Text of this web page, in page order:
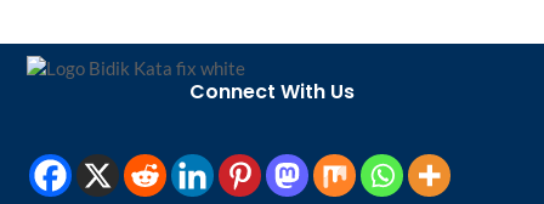
Back
Connect With Us